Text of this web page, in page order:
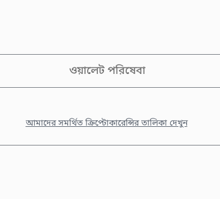
ওয়ালেট পরিষেবা
আমাদের সমর্থিত ক্রিপ্টোকারেন্সির তালিকা দেখুন